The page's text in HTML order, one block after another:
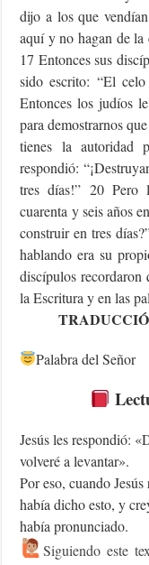
dijo a los que vendían
aquí y no hagan de la
17 Entonces sus
sido escrito: “El
Entonces los judíos
para demostrarnos que
tienes la autoridad
respondió:
tres días!” 20 Pero
cuarenta y seis años
construir en tres
hablando era su
discípulos recordaron
la Escritura y en las
Palabra del Señor
Jesús les respondió:
volveré a levantar».
Por eso, cuando
había dicho esto, y
había pronunciado.
Siguiendo este